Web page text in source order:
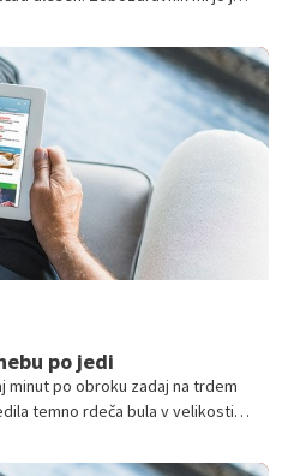
po jedi
minut po obroku zadaj na trdem
temno rdeča bula v velikosti 1